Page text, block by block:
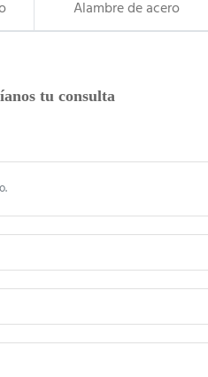
Alambre de acero
tu consulta